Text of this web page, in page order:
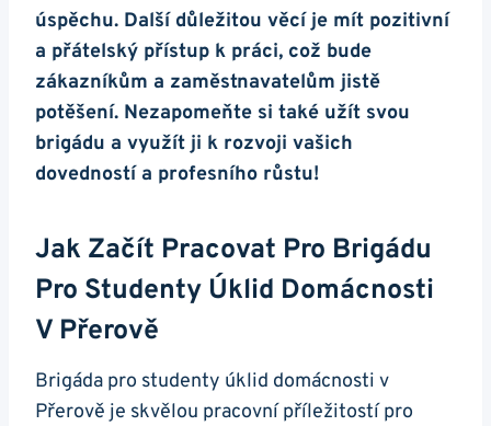
úspěchu. Další důležitou věcí je mít pozitivní
a přátelský přístup k práci, což bude
zákazníkům a zaměstnavatelům jistě
potěšení. Nezapomeňte si také užít svou
brigádu a využít ji k rozvoji vašich
dovedností a profesního růstu!
Jak Začít Pracovat Pro Brigádu
Pro Studenty Úklid Domácnosti
V Přerově
Brigáda pro studenty úklid domácnosti v
Přerově je skvělou pracovní příležitostí pro